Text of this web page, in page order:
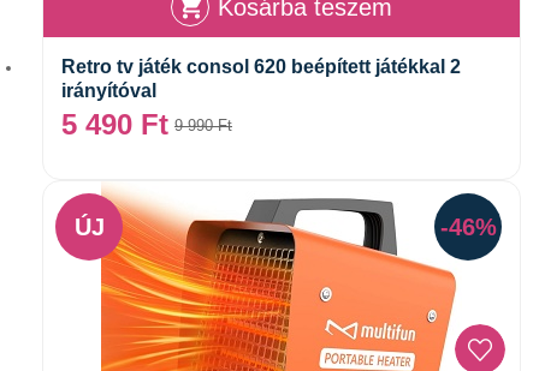
Kosárba teszem
Retro tv játék consol 620 beépített játékkal 2
irányítóval
9 990Ft
5 490 Ft
-46%
ÚJ